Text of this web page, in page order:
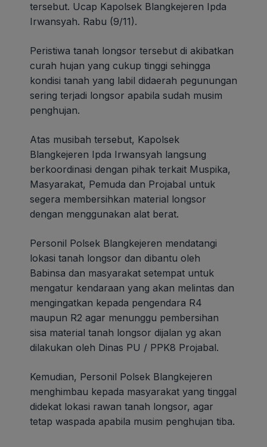
tersebut. Ucap Kapolsek Blangkejeren Ipda
Irwansyah. Rabu (9/11).
Peristiwa tanah longsor tersebut di akibatkan
curah hujan yang cukup tinggi sehingga
kondisi tanah yang labil didaerah pegunungan
sering terjadi longsor apabila sudah musim
penghujan.
Atas musibah tersebut, Kapolsek
Blangkejeren Ipda Irwansyah langsung
berkoordinasi dengan pihak terkait Muspika,
Masyarakat, Pemuda dan Projabal untuk
segera membersihkan material longsor
dengan menggunakan alat berat.
Personil Polsek Blangkejeren mendatangi
lokasi tanah longsor dan dibantu oleh
Babinsa dan masyarakat setempat untuk
mengatur kendaraan yang akan melintas dan
mengingatkan kepada pengendara R4
maupun R2 agar menunggu pembersihan
sisa material tanah longsor dijalan yg akan
dilakukan oleh Dinas PU / PPK8 Projabal.
Kemudian, Personil Polsek Blangkejeren
menghimbau kepada masyarakat yang tinggal
didekat lokasi rawan tanah longsor, agar
tetap waspada apabila musim penghujan tiba.